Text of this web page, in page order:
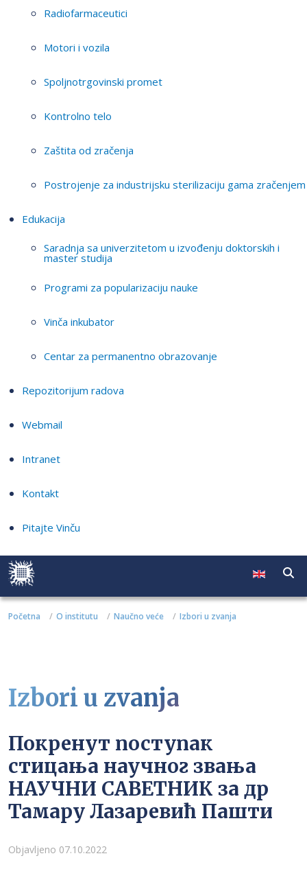
Radiofarmaceutici
Motori i vozila
Spoljnotrgovinski promet
Kontrolno telo
Zaštita od zračenja
Postrojenje za industrijsku sterilizaciju gama zračenjem
Edukacija
Saradnja sa univerzitetom u izvođenju doktorskih i
master studija
Programi za popularizaciju nauke
Vinča inkubator
Centar za permanentno obrazovanje
Repozitorijum radova
Webmail
Intranet
Kontakt
Pitajte Vinču
Početna O institutu Naučno veće Izbori u zvanja
Izbori u zvanja
Покренут поступак
стицања научног звања
НАУЧНИ САВЕТНИК за др
Тамару Лазаревић Пашти
Detalji
Objavljeno 07.10.2022